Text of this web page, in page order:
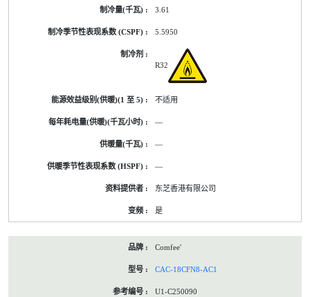
3.61
5.5950
R32
不适用
—
—
—
东芝香港有限公司
是
Comfee'
CAC-18CFN8-AC1
U1-C250090